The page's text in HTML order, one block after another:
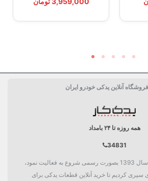
آنلاین یدکی خودرو ایران
همه روزه تا ۲۴ بامداد
34831
فروشگاه آنلاین یدک کار در سال 1393 بصورت رسمی شروع به فعالیت نمود،
کردیم تا خرید آنلاین قطعات یدکی برای